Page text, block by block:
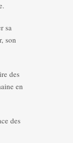
sa
son
des
en
des